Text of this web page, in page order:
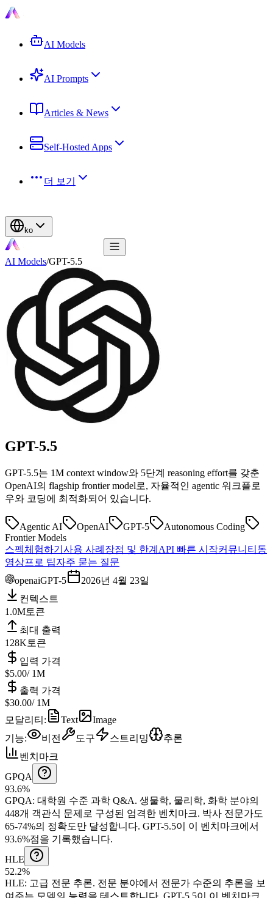
AI Models
AI Prompts
Articles & News
Self-Hosted Apps
더 보기
ko
AI Models/GPT-5.5
GPT-5.5
GPT-5.5는 1M context window와 5단계 reasoning effort를 갖춘
OpenAI의 flagship frontier model로, 자율적인 agentic 워크플로
우와 코딩에 최적화되어 있습니다.
Agentic AI OpenAI GPT-5
Autonomous Coding
Frontier Models
스펙체험하기 사용 사례 장점 및 한계 API 빠른 시작커뮤니티 동
영상프로 팁자주 묻는 질문
openaiGPT-5
2026년 4월 23일
컨텍스트
1.0M토큰
최대 출력
128K 토큰
입력 가격
$5.00/ 1M
출력 가격
$30.00/ 1M
모달리티 : Text
Image
기능: 비전 도구 스트리밍
추론
벤치마크
GPQA
93.6%
GPQA: 대학원 수준 과학 Q&A. 생물학, 물리학, 화학 분야의
448개 객관식 문제로 구성된 엄격한 벤치마크. 박사 전문가도
65-74%의 정확도만 달성합니다. GPT-5.5이 이 벤치마크에서
93.6%점을 기록했습니다.
HLE
52.2%
HLE: 고급 전문 추론. 전문 분야에서 전문가 수준의 추론을 보
여주는 모델의 능력을 테스트합니다. GPT-5.5이 이 벤치마크